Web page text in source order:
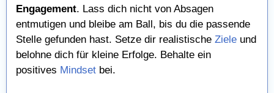
Engagement. Lass dich nicht von Absagen
entmutigen und bleibe am Ball, bis du die passende
Stelle gefunden hast. Setze dir realistische Ziele und
belohne dich für kleine Erfolge. Behalte ein
positives Mindset bei.